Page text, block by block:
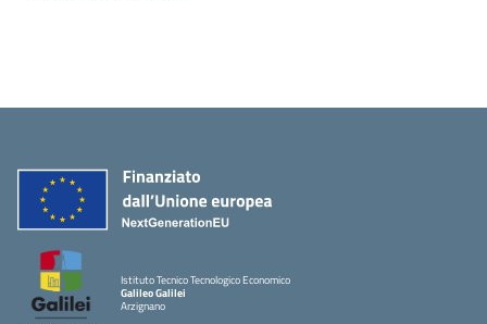
Istituto Tecnico Tecnologico Economico
Galileo Galilei
Arzignano